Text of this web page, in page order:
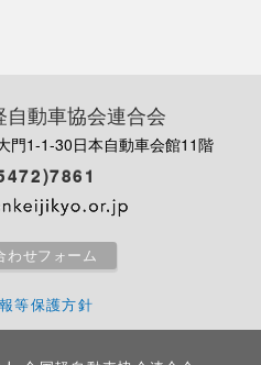
自動車協会連合会
門1-1-30日本自動車会館11階
わせフォーム
等保護方針